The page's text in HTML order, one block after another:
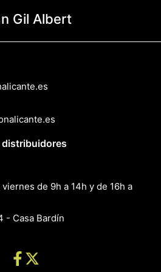
Gil Albert
de 9h a 14h y de 16h a
- Casa Bardín